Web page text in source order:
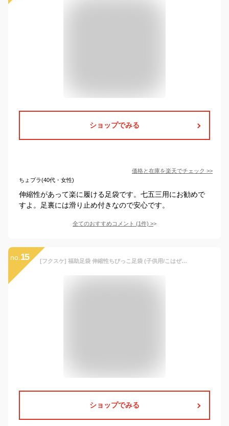
ショップでみる
価格と在庫を楽天でチェック >>
ちょプラ(40代・女性)
伸縮性があって楽に履ける足袋です。七五三用にお勧めで
すよ。足裏には滑り止め付きなので安心です。
全てのおすすめコメント (1件) >
no. 15 [フクスケ] 福助足袋 伸縮性ちびっこ足袋 (子供用/こはぜ無し/ナイロントリコット編み) 1足組 キッズ 白 日本 15-(15~16cm) (FREE サイズ)
ショップでみる